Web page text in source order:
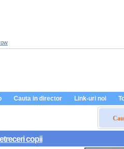
Cauta in director Link-uri noi
copii